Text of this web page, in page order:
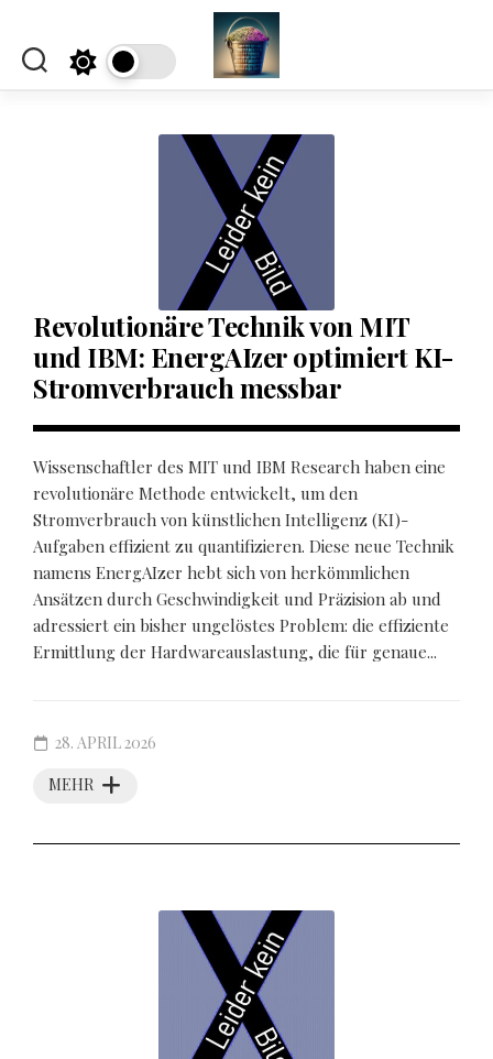
content
Revolutionäre Technik von MIT
und IBM: EnergAIzer optimiert KI-
Stromverbrauch messbar
Wissenschaftler des MIT und IBM Research haben eine
revolutionäre Methode entwickelt, um den
Stromverbrauch von künstlichen Intelligenz (KI)-
Aufgaben effizient zu quantifizieren. Diese neue Technik
namens EnergAIzer hebt sich von herkömmlichen
Ansätzen durch Geschwindigkeit und Präzision ab und
adressiert ein bisher ungelöstes Problem: die effiziente
Ermittlung der Hardwareauslastung, die für genaue...
MEHR
28. APRIL 2026